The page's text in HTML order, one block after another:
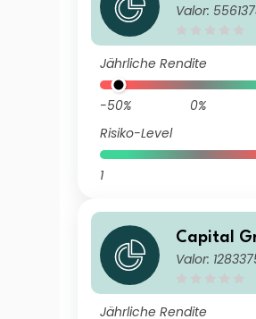
rate Bond
Valor:
Jährliche Rendite
-50% 0%
Risiko-Level
1
Capital
rate Bond
Valor:
Jährliche Rendite